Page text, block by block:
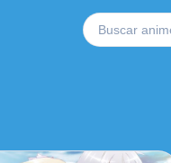
Buscar no site